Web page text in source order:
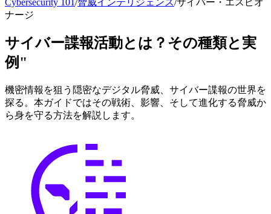
ナージ
サイバー諜報活動とは？その種類と実
例"
機密情報を狙う隠密なデジタル脅威、サイバー諜報の世界を
探る。本ガイドではその戦術、影響、そして進化する脅威か
ら身を守る方法を解説します。